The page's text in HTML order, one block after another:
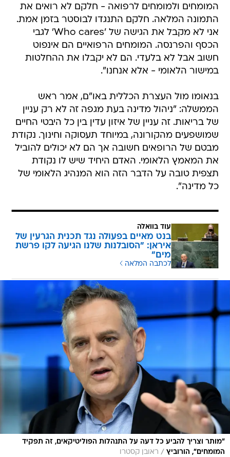
המומחים ולמומחים לרפואה - חלקם לא רואים את
התמונה המלאה. חלקם התנגדו לבוסטר בזמן אמת.
אני לא מקבל את הגישה של 'Who cares' לגבי
הכסף והפרנסה. המומחים הרפואיים הם אינפוט
חשוב אבל לא בלעדי. הם לא יקבלו את ההחלטות
במישור הלאומי - אלא אנחנו".
בנאומו מול העצרת הכללית באו"ם, אמר ראש
הממשלה: "ניהול מדינה בעת מגפה זה לא רק עניין
של בריאות. זה עניין של איזון עדין בין כל היבטי החיים
שמושפעים מהקורונה, במיוחד תעסוקה וחינוך. נקודת
מבטם של הרופאים חשובה אך הם לא יכולים להוביל
את המאמץ הלאומי. האדם היחיד שיש לו נקודת
תצפית טובה על הדבר הזה הוא המנהיג הלאומי של
כל מדינה".
עוד בוואלה
בנט מאיים בפעולה נגד תכנית הגרעין של
איראן: "הסובלנות שלנו הגיעה לקו פרשת
מים"
לכתבה המלאה
"מותר וצריך להביע כל דעה על התנהלות הפוליטיקאים, זה תפקיד
המומחים", הורוביץ / ראובן קסטרו